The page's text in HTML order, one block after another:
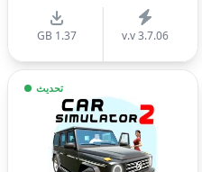
v.v 3.7.06
1.37 GB
تحديث